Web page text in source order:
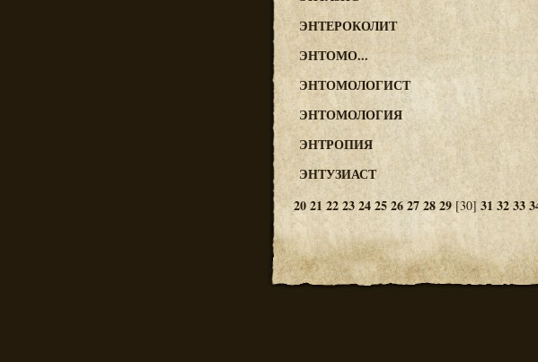
ЭНТЕРОКОЛИТ
ЭНТОМО...
ЭНТОМОЛОГИСТ
ЭНТОМОЛОГИЯ
ЭНТРОПИЯ
ЭНТУЗИАСТ
2021 2223242526272829 [30] 31 3233